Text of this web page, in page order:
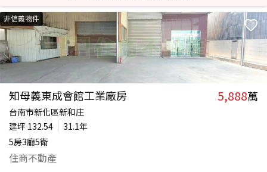
非信義物件
知母義東成會館工業廠房 5,888萬
台南市新化區新和庄
建坪 132.54
31.1年
5房3廳5衛
住商不動產